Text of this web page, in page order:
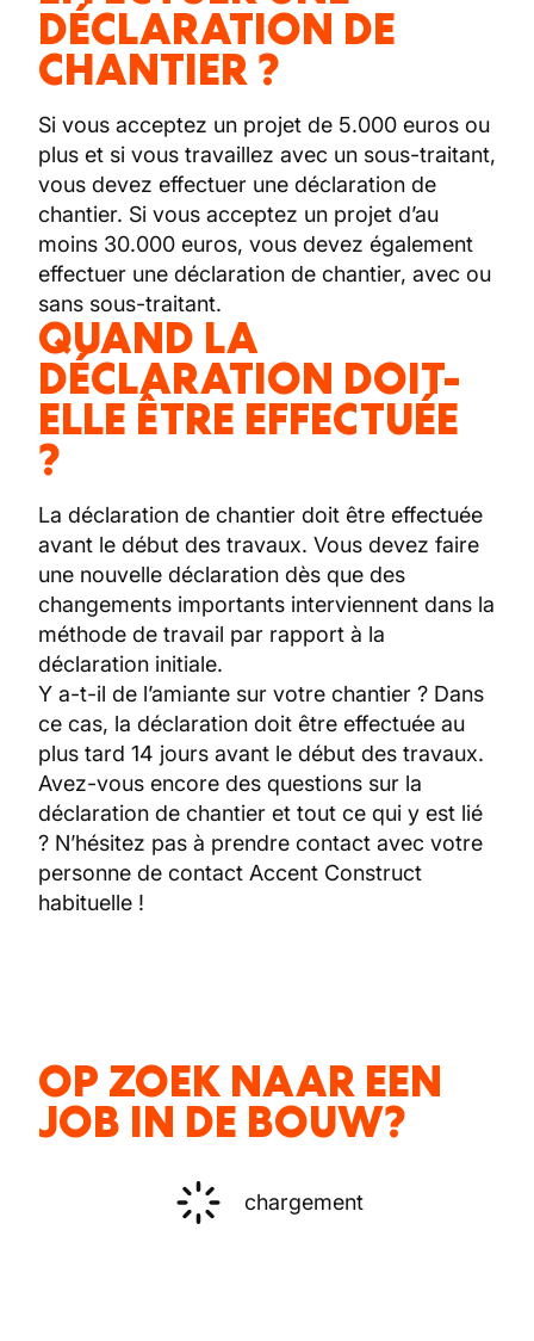
DÉCLARATION DE
CHANTIER ?
Si vous acceptez un projet de 5.000 euros ou
plus et si vous travaillez avec un sous-traitant,
vous devez effectuer une déclaration de
chantier. Si vous acceptez un projet d’au
moins 30.000 euros, vous devez également
effectuer une déclaration de chantier, avec ou
sans sous-traitant.
QUAND LA
DÉCLARATION DOIT-
ELLE ÊTRE EFFECTUÉE
?
La déclaration de chantier doit être effectuée
avant le début des travaux. Vous devez faire
une nouvelle déclaration dès que des
changements importants interviennent dans la
méthode de travail par rapport à la
déclaration initiale.
Y a-t-il de l’amiante sur votre chantier ? Dans
ce cas, la déclaration doit être effectuée au
plus tard 14 jours avant le début des travaux.
Avez-vous encore des questions sur la
déclaration de chantier et tout ce qui y est lié
? N’hésitez pas à prendre contact avec votre
personne de contact Accent Construct
habituelle !
OP ZOEK NAAR EEN
JOB IN DE BOUW?
chargement